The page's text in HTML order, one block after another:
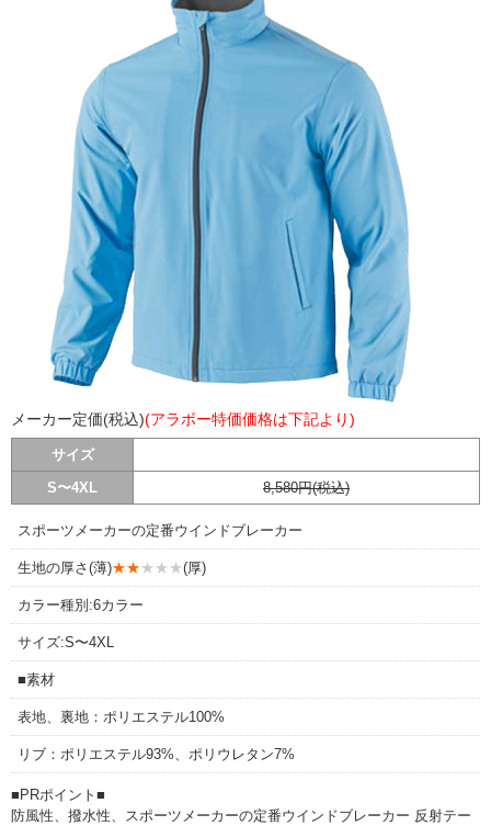
メーカー定価(税込)(アラボー特価価格は下記より)
サイズ
S〜4XL
8,580円(税込)
スポーツメーカーの定番ウインドブレーカー
生地の厚さ(薄)★★★★★(厚)
カラー種別:6カラー
サイズ:S〜4XL
■素材
表地、裏地：ポリエステル100%
リブ：ポリエステル93%、ポリウレタン7%
■PRポイント■
防風性、撥水性、スポーツメーカーの定番ウインドブレーカー 反射テー